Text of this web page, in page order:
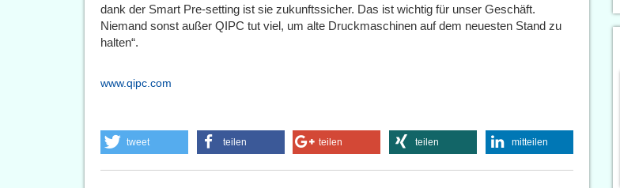
dank der Smart Pre-setting ist sie zukunftssicher. Das ist wichtig für unser Geschäft.
Niemand sonst außer QIPC tut viel, um alte Druckmaschinen auf dem neuesten Stand zu
halten“.
www.qipc.com
tweet teilen teilen teilen mitteilen